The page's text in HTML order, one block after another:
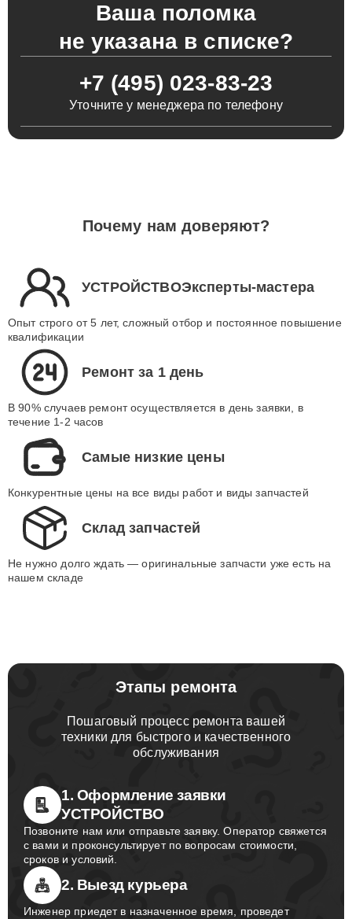
Ваша поломка
не указана в списке?
+7 (495) 023-83-23
Уточните у менеджера по телефону
Почему нам доверяют?
УСТРОЙСТВОЭксперты-мастера
Опыт строго от 5 лет, сложный отбор и постоянное повышение
квалификации
Ремонт за 1 день
В 90% случаев ремонт осуществляется в день заявки, в
течение 1-2 часов
Самые низкие цены
Конкурентные цены на все виды работ и виды запчастей
Склад запчастей
Не нужно долго ждать — оригинальные запчасти уже есть на
нашем складе
Этапы ремонта
Пошаговый процесс ремонта вашей
техники для быстрого и качественного
обслуживания
1. Оформление заявки
УСТРОЙСТВО
Позвоните нам или отправьте заявку. Оператор свяжется
с вами и проконсультирует по вопросам стоимости,
сроков и условий.
2. Выезд курьера
Инженер приедет в назначенное время, проведет